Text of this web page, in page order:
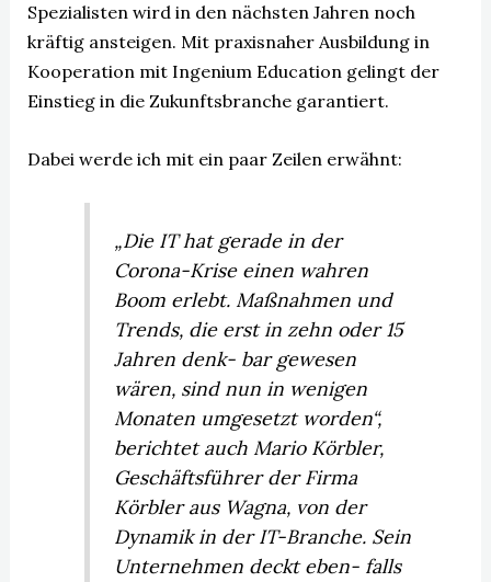
Spezialisten wird in den nächsten Jahren noch
kräftig ansteigen. Mit praxisnaher Ausbildung in
Kooperation mit Ingenium Education gelingt der
Einstieg in die Zukunftsbranche garantiert.
Dabei werde ich mit ein paar Zeilen erwähnt:
„Die IT hat gerade in der
Corona-Krise einen wahren
Boom erlebt. Maßnahmen und
Trends, die erst in zehn oder 15
Jahren denk- bar gewesen
wären, sind nun in wenigen
Monaten umgesetzt worden“,
berichtet auch Mario Körbler,
Geschäftsführer der Firma
Körbler aus Wagna, von der
Dynamik in der IT-Branche. Sein
Unternehmen deckt eben- falls